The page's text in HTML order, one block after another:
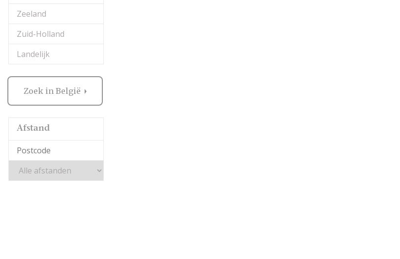
Zeeland
Zuid-Holland
Landelijk
Zoek in België
Afstand